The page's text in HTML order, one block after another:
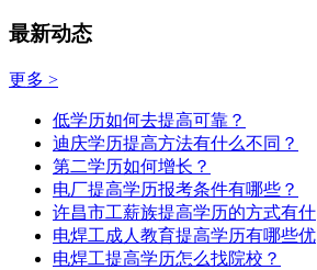
最新动态
更多 >
低学历如何去提高可靠？
迪庆学历提高方法有什么不同？
第二学历如何增长？
电厂提高学历报考条件有哪些？
许昌市工薪族提高学历的方式有什
电焊工成人教育提高学历有哪些优
电焊工提高学历怎么找院校？